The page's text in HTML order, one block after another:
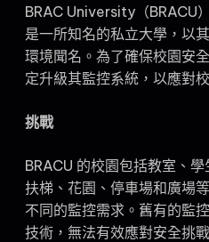
BRAC University（BRACU
是一所知名的私立大學，以
環境聞名。為了確保校園安
定升級其監控系統，以應對
挑戰
BRACU 的校園包括教室、
扶梯、花園、停車場和廣場
不同的監控需求。舊有的監
技術，無法有效應對安全挑